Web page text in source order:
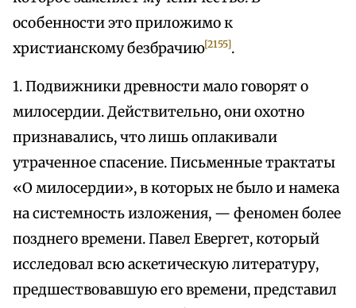
особенности это приложимо к
христианскому безбрачию[2155].
1. Подвижники древности мало говорят о
милосердии. Действительно, они охотно
признавались, что лишь оплакивали
утраченное спасение. Письменные трактаты
«О милосердии», в которых не было и намека
на системность изложения, — феномен более
позднего времени. Павел Евергет, который
исследовал всю аскетическую литературу,
предшествовавшую его времени, представил